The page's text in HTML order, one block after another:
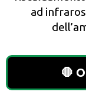
ad
🛑